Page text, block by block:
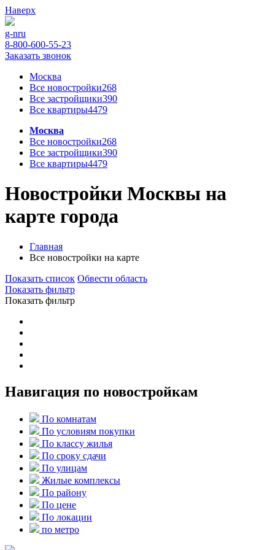
Наверх
g-nru
8-800-600-55-23
Заказать звонок
Москва
Все новостройки268
Все застройщики390
Все квартиры4479
Москва
Все новостройки268
Все застройщики390
Все квартиры4479
Новостройки Москвы на
карте города
Главная
Все новостройки на карте
Показать список Обвести область
Показать фильтр
Показать фильтр
Навигация по новостройкам
По комнатам
По условиям покупки
По классу жилья
По сроку сдачи
По улицам
Жилые комплексы
По району
По цене
По локации
по метро